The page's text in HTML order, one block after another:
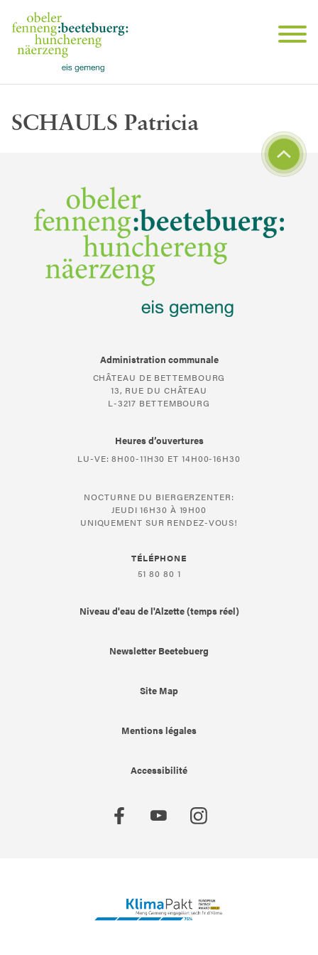
SCHAULS Patricia
Administration communale
CHÂTEAU DE BETTEMBOURG
13, RUE DU CHÂTEAU
L-3217 BETTEMBOURG
Heures d’ouvertures
LU-VE: 8H00-11H30 ET 14H00-16H30
NOCTURNE DU BIERGERZENTER:
JEUDI 16H30 À 19H00
UNIQUEMENT SUR RENDEZ-VOUS!
TÉLÉPHONE
51 80 80 1
Niveau d'eau de l'Alzette (temps réel)
Newsletter Beetebuerg
Site Map
Mentions légales
Accessibilité